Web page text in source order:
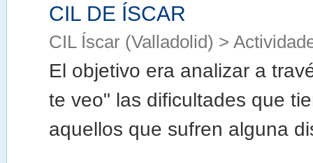
CIL DE ÍSCAR
CIL Íscar (Valladolid) >
El objetivo era analizar a
te veo" las dificultades que
aquellos que sufren alguna